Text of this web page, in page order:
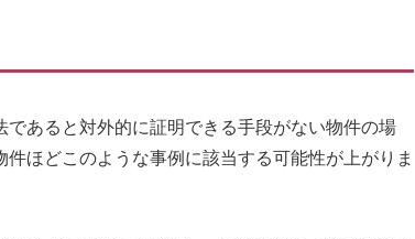
あると対外的に証明できる手段がない物件の場
ほどこのような事例に該当する可能性が上がりま